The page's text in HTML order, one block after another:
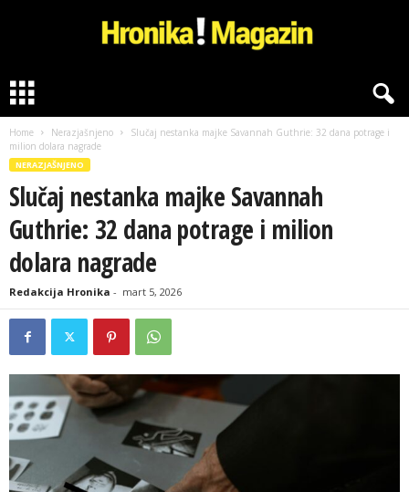
o
i
Home Nerazjašnjeno
Slučaj nestanka majke Savannah Guthrie: 32 dana potrage i
milion dolara nagrade
NERAZJAŠNJENO
Slučaj nestanka majke Savannah
Guthrie: 32 dana potrage i milion
dolara nagrade
Redakcija Hronika - mart 5, 2026